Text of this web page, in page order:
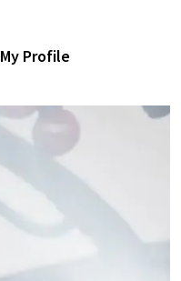
My Profile